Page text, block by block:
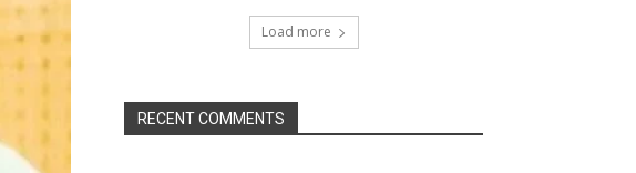
Load more
RECENT COMMENTS